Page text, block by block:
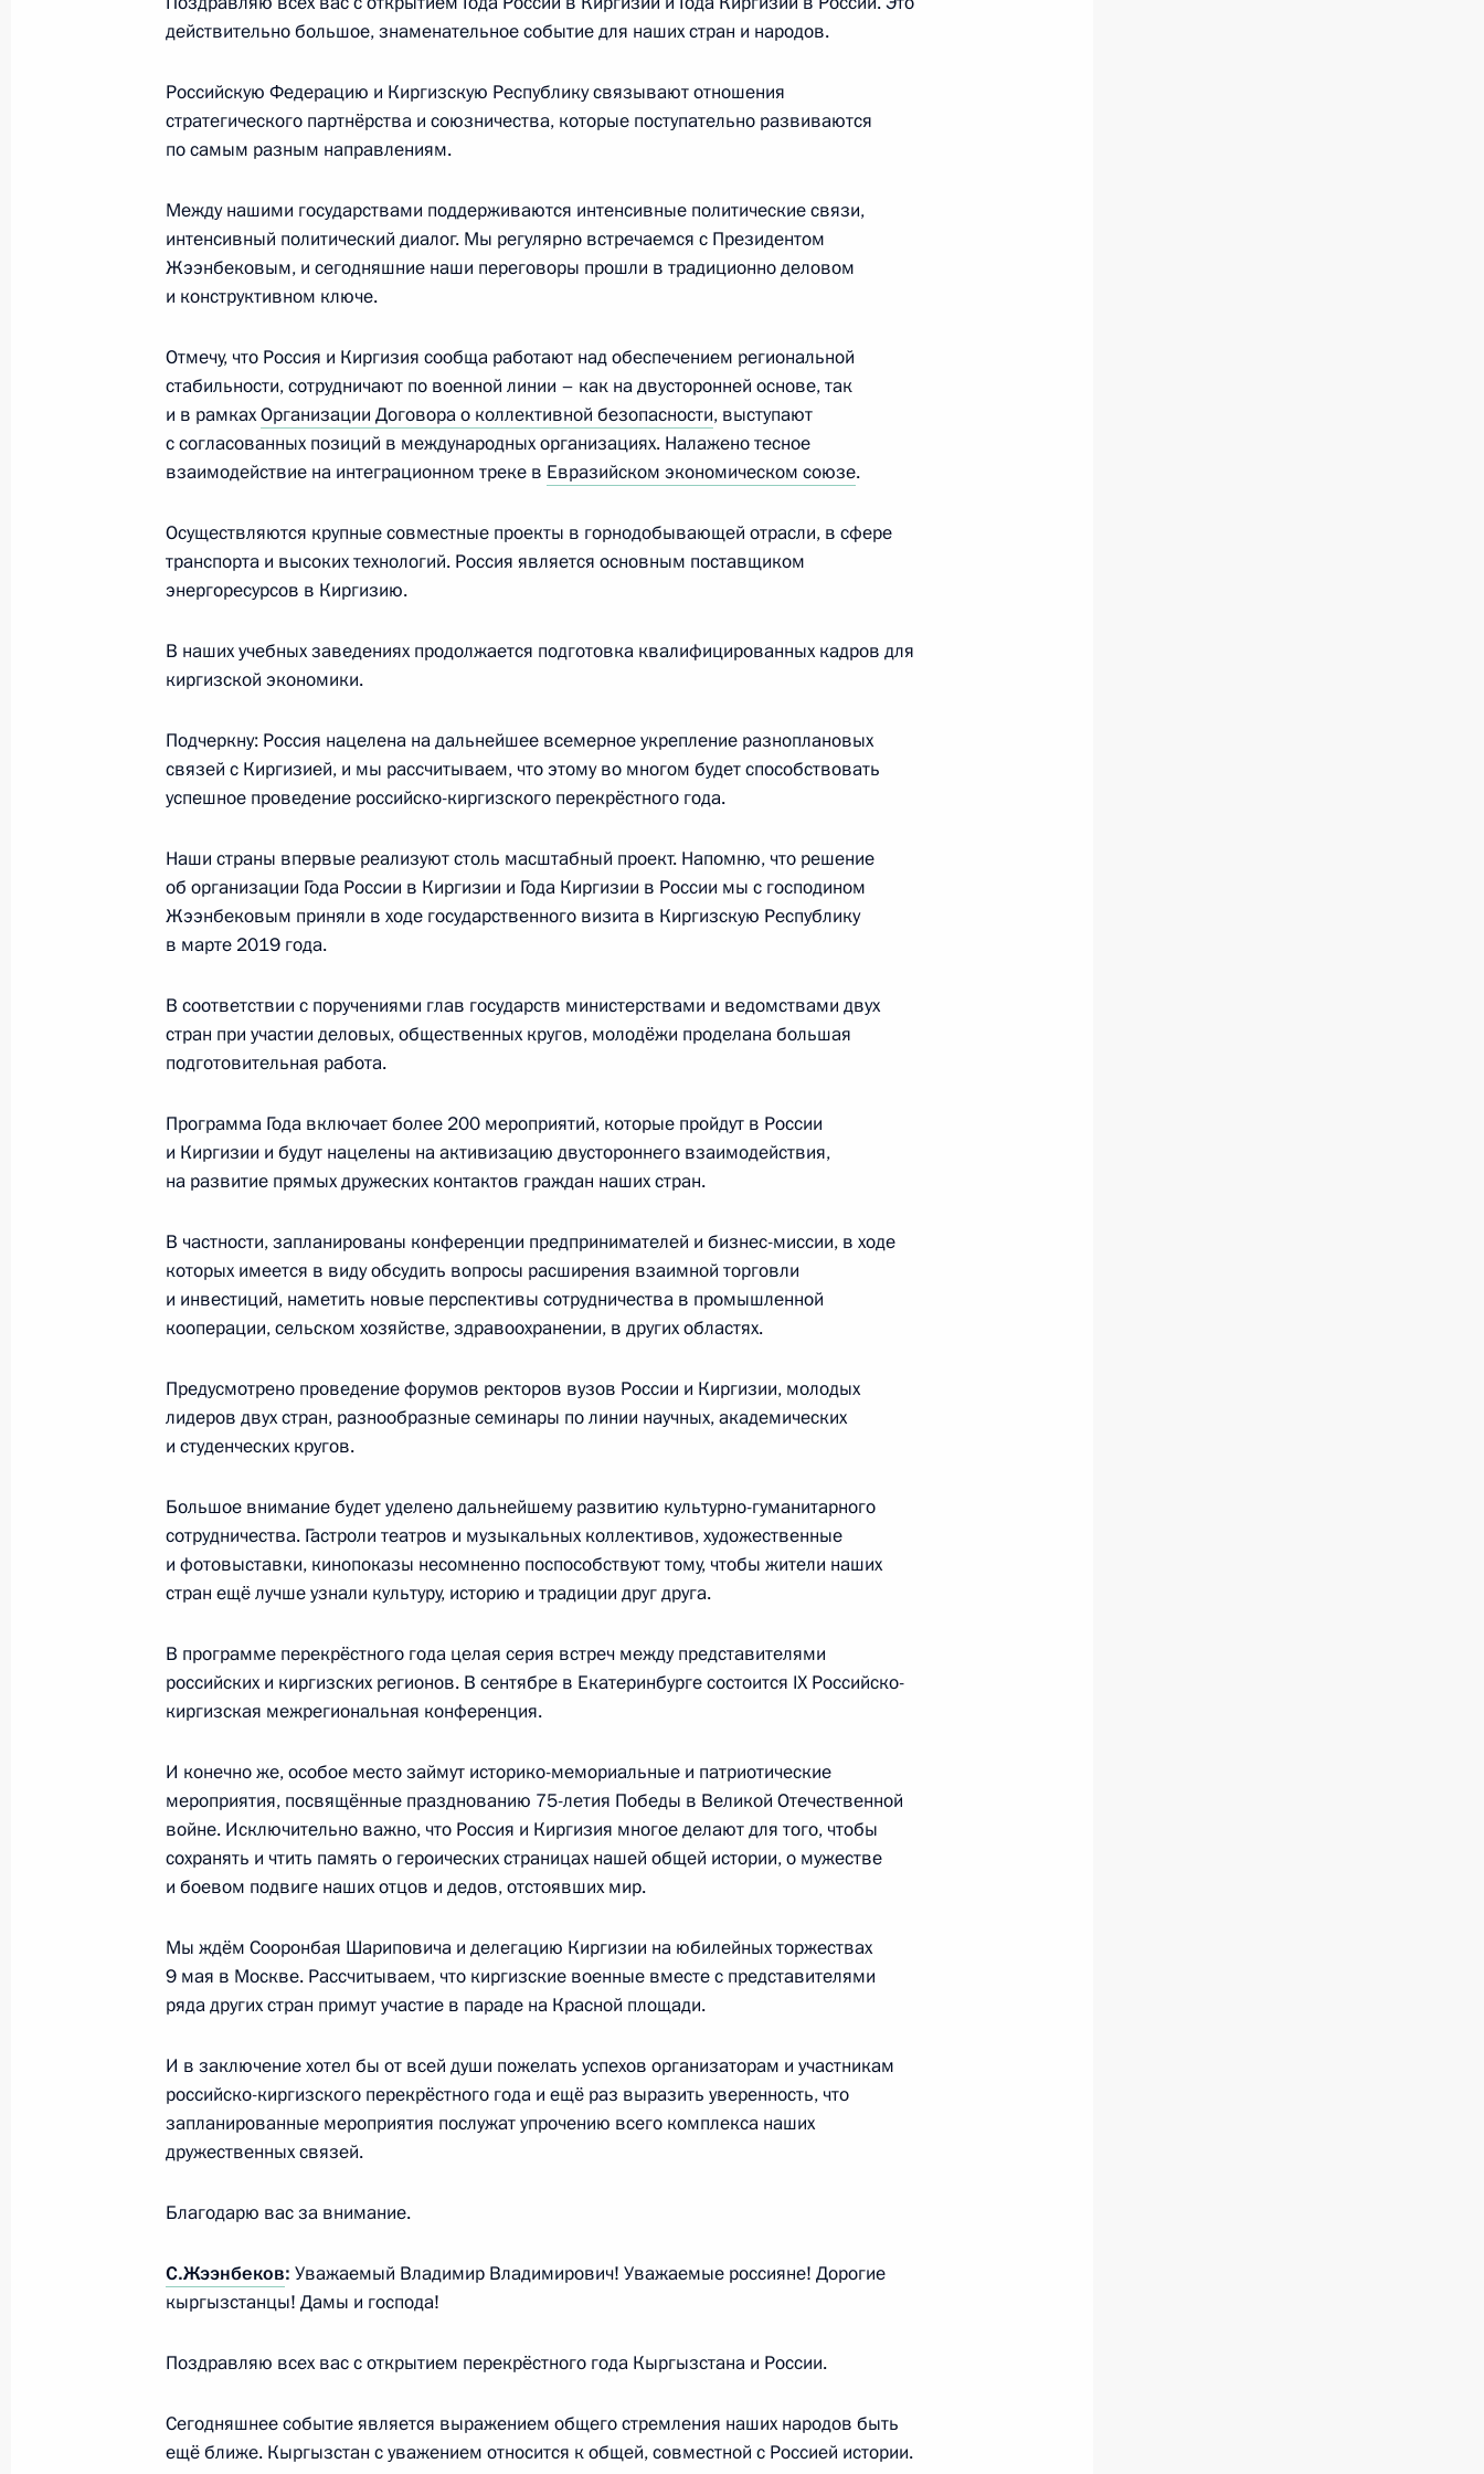
Об утечке мозгов и Силиконовой долине (интервью ТАСС)
27 февраля 2020 года, 15:00
Посещение тематического парка «Остров мечты»
27 февраля 2020 года, 14:40 Москва
9
26 февраля 2020 года, среда
Встреча с рабочей группой по подготовке предложений
о внесении поправок в Конституцию
26 февраля 2020 года, 17:50 Москва, Кремль
О резонансных делах, Росгвардии и разгонах митингов
(интервью ТАСС)
26 февраля 2020 года, 15:00
Заседание коллегии МВД России
Москва
10
27 февраля в Москве состоятся российско-киргизские
переговоры
26 февраля 2020 года, 12:15
25 февраля 2020 года, вторник
25 февраля 2020 года, 15:00
Встреча с главой Республики Северная Осетия – Алания
Вячеславом Битаровым
25 февраля 2020 года, 13:35 Московская область, Ново-Огарёво
3
Началось формирование нового состава Общественной палаты
25 февраля 2020 года, 10:00
24 февраля 2020 года, понедельник
Поздравление буддистам России
Концерт по случаю Дня защитника Отечества
23 февраля 2020 года, 16:15 Москва, Кремль
к Могиле Неизвестного Солдата
Москва, Александровский сад
22 февраля 2020 года, суббота
Посещение чемпионата Лиги боевого самбо
21 февраля 2020 года, пятница
Эрдоганом
действительно большое, знаменательное событие для наших стран и народов.
Российскую Федерацию и Киргизскую Республику связывают отношения
стратегического партнёрства и союзничества, которые поступательно развиваются
по самым разным направлениям.
Между нашими государствами поддерживаются интенсивные политические связи,
интенсивный политический диалог. Мы регулярно встречаемся с Президентом
Жээнбековым, и сегодняшние наши переговоры прошли в традиционно деловом
и конструктивном ключе.
Отмечу, что Россия и Киргизия сообща работают над обеспечением региональной
стабильности, сотрудничают по военной линии – как на двусторонней основе, так
и в рамкахОрганизации Договора о коллективной безопасности, выступают
с согласованных позиций в международных организациях. Налажено тесное
взаимодействие на интеграционном треке в Евразийском экономическом союзе.
Осуществляются крупные совместные проекты в горнодобывающей отрасли, в сфере
транспорта и высоких технологий. Россия является основным поставщиком
энергоресурсов в Киргизию.
В наших учебных заведениях продолжается подготовка квалифицированных кадров для
киргизской экономики.
Подчеркну: Россия нацелена на дальнейшее всемерное укрепление разноплановых
связей с Киргизией, и мы рассчитываем, что этому во многом будет способствовать
успешное проведение российско-киргизского перекрёстного года.
Наши страны впервые реализуют столь масштабный проект. Напомню, что решение
об организации Года России в Киргизии и Года Киргизии в России мы с господином
Жээнбековым приняли в ходе государственного визита в Киргизскую Республику
в марте 2019 года.
В соответствии с поручениями глав государств министерствами и ведомствами двух
стран при участии деловых, общественных кругов, молодёжи проделана большая
подготовительная работа.
Программа Года включает более 200 мероприятий, которые пройдут в России
и Киргизии и будут нацелены на активизацию двустороннего взаимодействия,
на развитие прямых дружеских контактов граждан наших стран.
В частности, запланированы конференции предпринимателей и бизнес-миссии, в ходе
которых имеется в виду обсудить вопросы расширения взаимной торговли
и инвестиций, наметить новые перспективы сотрудничества в промышленной
кооперации, сельском хозяйстве, здравоохранении, в других областях.
Предусмотрено проведение форумов ректоров вузов России и Киргизии, молодых
лидеров двух стран, разнообразные семинары по линии научных, академических
и студенческих кругов.
Большое внимание будет уделено дальнейшему развитию культурно-гуманитарного
сотрудничества. Гастроли театров и музыкальных коллективов, художественные
и фотовыставки, кинопоказы несомненно поспособствуют тому, чтобы жители наших
стран ещё лучше узнали культуру, историю и традиции друг друга.
В программе перекрёстного года целая серия встреч между представителями
российских и киргизских регионов. В сентябре в Екатеринбурге состоится IX Российско-
киргизская межрегиональная конференция.
И конечно же, особое место займут историко-мемориальные и патриотические
мероприятия, посвящённые празднованию 75-летия Победы в Великой Отечественной
войне. Исключительно важно, что Россия и Киргизия многое делают для того, чтобы
сохранять и чтить память о героических страницах нашей общей истории, о мужестве
и боевом подвиге наших отцов и дедов, отстоявших мир.
Мы ждём Сооронбая Шариповича и делегацию Киргизии на юбилейных торжествах
9 мая в Москве. Рассчитываем, что киргизские военные вместе с представителями
ряда других стран примут участие в параде на Красной площади.
И в заключение хотел бы от всей души пожелать успехов организаторам и участникам
российско-киргизского перекрёстного года и ещё раз выразить уверенность, что
запланированные мероприятия послужат упрочению всего комплекса наших
дружественных связей.
Благодарю вас за внимание.
С.Жээнбеков: Уважаемый Владимир Владимирович! Уважаемые россияне! Дорогие
кыргызстанцы! Дамы и господа!
Поздравляю всех вас с открытием перекрёстного года Кыргызстана и России.
Сегодняшнее событие является выражением общего стремления наших народов быть
ещё ближе. Кыргызстан с уважением относится к общей, совместной с Россией истории.